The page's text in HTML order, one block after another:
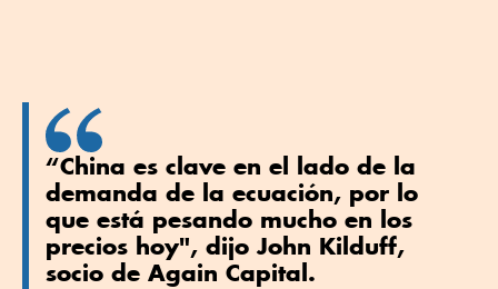
“China es clave en el lado de la
demanda de la ecuación, por lo
que está pesando mucho en los
precios hoy", dijo John Kilduff,
socio de Again Capital.